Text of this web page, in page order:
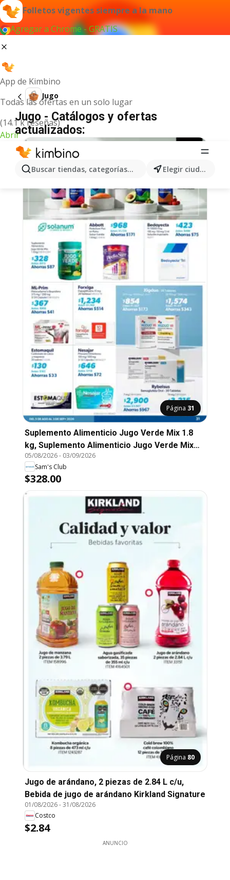
Folletos vigentes siempre a la mano
Agregar a Chrome - GRATIS
App de Kimbino
Todas las ofertas en un solo lugar
(14.1 k reseñas)
Abrir
Buscar tiendas, categorías, productos... Elegir ciudad
Jugo
Jugo - Catálogos y ofertas
actualizados:
Página 31
Suplemento Alimenticio Jugo Verde Mix 1.8
kg, Suplemento Alimenticio Jugo Verde Mix
1.8 kg
05/08/2026- 03/09/2026
Sam's Club
$328.00
Página 80
Jugo de arándano, 2 piezas de 2.84 L c/u,
Bebida de jugo de arándano Kirkland Signature
01/08/2026-31/08/2026
Costco
$2.84
ANUNCIO